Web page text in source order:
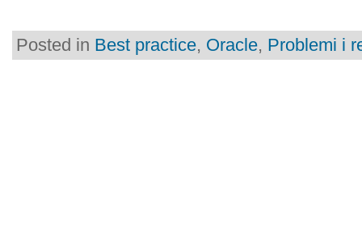
Posted in Best practice, Oracle, Problemi i